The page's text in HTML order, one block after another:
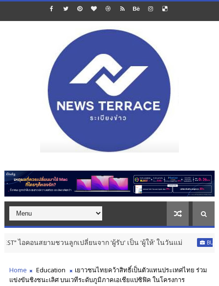
คอนสยามชวนลูกเปลี่ยนจาก ‘ผู้รับ’ เป็น ‘ผู้ให้’ ในวันแม่ BUSINESS &
Home Education
เยาวชนไทยคว้าสิทธิ์เป็นตัวแทนประเทศไทย ร่วม
แข่งขันชิงชนะเลิศ บนเวทีระดับภูมิภาคเอเชียแปซิฟิค ในโครงการ